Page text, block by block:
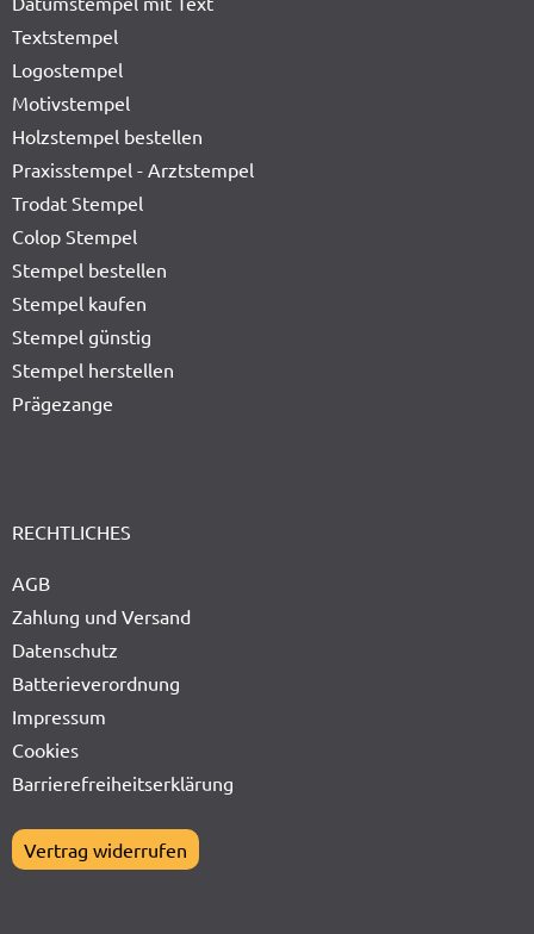
Textstempel
Logostempel
Motivstempel
Holzstempel bestellen
Praxisstempel - Arztstempel
Trodat Stempel
Colop Stempel
Stempel bestellen
Stempel kaufen
Stempel günstig
Stempel herstellen
Prägezange
RECHTLICHES
AGB
Zahlung und Versand
Datenschutz
Batterieverordnung
Impressum
Cookies
Barrierefreiheitserklärung
Vertrag widerrufen